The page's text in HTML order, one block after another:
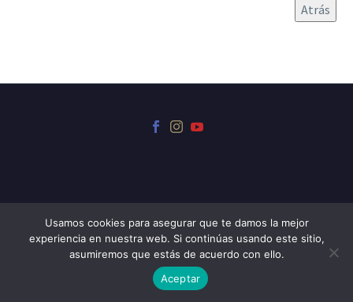
© 2024 Museo Iriarte
Sitio desarrollado porWeb Soluciones
Usamos cookies para asegurar que te damos la mejor
experiencia en nuestra web. Si continúas usando este sitio,
asumiremos que estás de acuerdo con ello.
Aceptar